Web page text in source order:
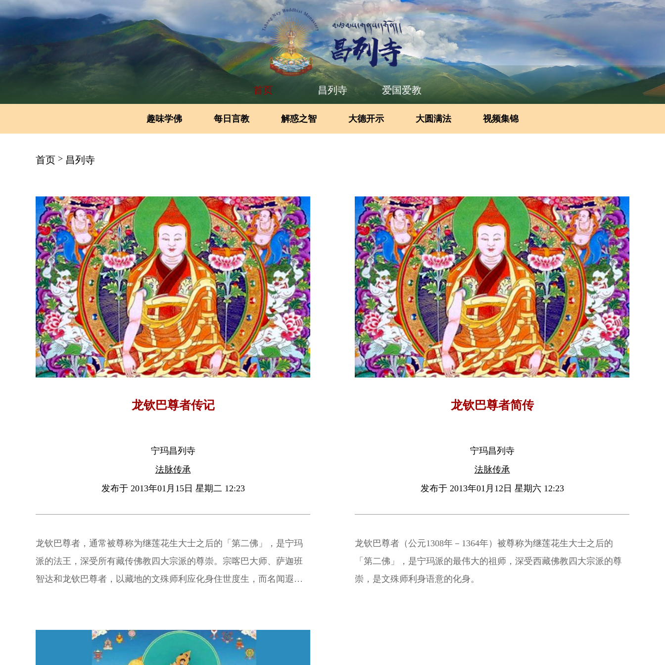
首页 昌列寺 爱国爱教
趣味学佛 每日言教 解惑之智 大德开示 大圆满法 视频集锦
首页 > 昌列寺
龙钦巴尊者传记
宁玛昌列寺
法脉传承
发布于 2013年01月15日 星期二 12:23
龙钦巴尊者，通常被尊称为继莲花生大士之后的「第二佛」，是宁玛
派的法王，深受所有藏传佛教四大宗派的尊崇。宗喀巴大师、萨迦班
智达和龙钦巴尊者，以藏地的文殊师利应化身住世度生，而名闻遐
龙钦巴尊者简传
宁玛昌列寺
法脉传承
发布于 2013年01月12日 星期六 12:23
龙钦巴尊者（公元1308年－1364年）被尊称为继莲花生大士之后的
「第二佛」，是宁玛派的最伟大的祖师，深受西藏佛教四大宗派的尊
崇，是文殊师利身语意的化身。